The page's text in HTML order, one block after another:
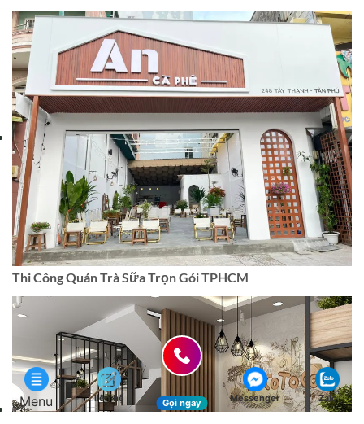
Thi Công Quán Trà Sữa Trọn Gói TPHCM
Menu liên hệ Gọi ngay Messenger Zalo